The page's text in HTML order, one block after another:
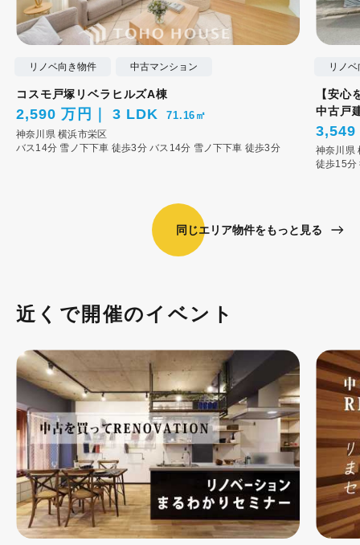
リノベ向き物件 中古マンション
コスモ戸塚リベラヒルズA棟
2,590 万円 3 LDK 71.16㎡
神奈川県 横浜市栄区
バス14分 雪ノ下下車 徒歩3分 バス14分 雪ノ下下車 徒歩3分
リノ
【安心
中古戸
3,549
神奈川県
徒歩15分
同じエリア物件をもっと見る
近くで開催のイベント